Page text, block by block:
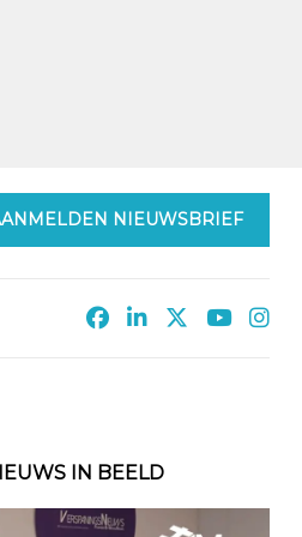
NIEUWSBRIEF
IN BEELD